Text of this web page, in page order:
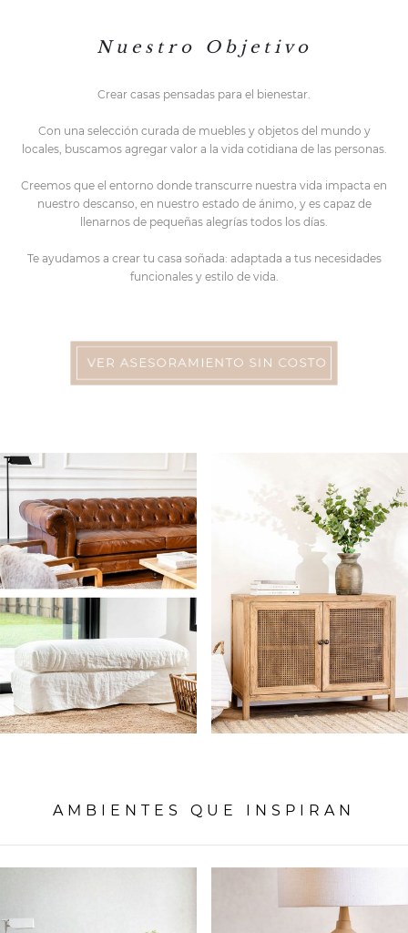
N u e s t r o O b j e t i v o
Crear casas pensadas para el bienestar.
Con una selección curada de muebles y objetos del mundo y
locales, buscamos agregar valor a la vida cotidiana de las personas.
Creemos que el entorno donde transcurre nuestra vida impacta en
nuestro descanso, en nuestro estado de ánimo, y es capaz de
llenarnos de pequeñas alegrías todos los días.
Te ayudamos a crear tu casa soñada: adaptada a tus necesidades
funcionales y estilo de vida.
AMBIENTES QUE INSPIRAN